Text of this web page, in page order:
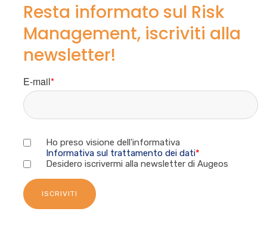
Resta informato sul Risk
Management, iscriviti alla
newsletter!
E-mail*
Ho preso visione dell'informativa
Informativa sul trattamento dei dati*
Desidero iscrivermi alla newsletter di Augeos